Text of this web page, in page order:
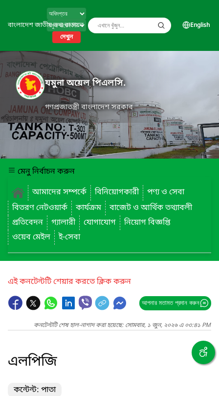
বাংলাদেশ জাতীয় তথ্য বাতায়ন
দেখুন
English
যমুনা অয়েল পিএলসি.
গণপ্রজাতন্ত্রী বাংলাদেশ সরকার
মেনু নির্বাচন করুন
আমাদের সম্পর্কে
বিনিয়োগকারী
পণ্য ও সেবা
বিতরণ নেটওয়ার্ক
কার্যক্রম
বাজেট ও আর্থিক তথ্যাবলী
প্রতিবেদন
গ্যালারী যোগাযোগ
নিয়োগ বিজ্ঞপ্তি
ওয়েব মেইল
ই-সেবা
এই কনটেন্টটি শেয়ার করতে ক্লিক করুন
আপনার মতামত প্রদান করুন
কনটেন্টটি শেষ হাল-নাগাদ করা হয়েছে: সোমবার, ১ জুন, ২০২৬ এ ০৩:৪১ PM
এলপিজি
কন্টেন্ট: পাতা